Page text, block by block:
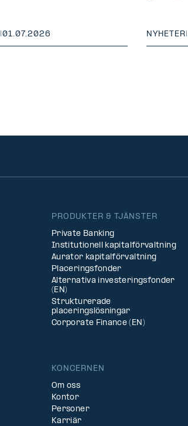
|01.07.2026 NYHETER|
PRODUKTER & TJÄNSTER
Private Banking
Institutionell kapitalförvaltning
Aurator kapitalförvaltning
Placeringsfonder
Alternativa investeringsfonder
(EN)
Strukturerade
placeringslösningar
Corporate Finance (EN)
KONCERNEN
Om oss
Kontor
Personer
Karriär